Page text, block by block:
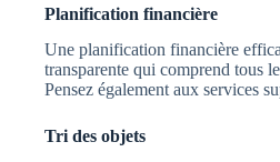
Planification financière
Une planification financière
transparente qui comprend tous
Pensez également aux services
Tri des objets